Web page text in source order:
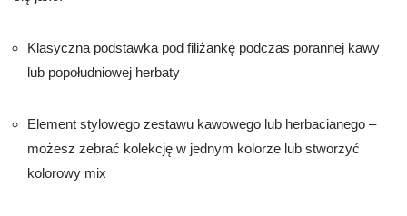
Klasyczna podstawka pod filiżankę podczas porannej kawy
lub popołudniowej herbaty
Element stylowego zestawu kawowego lub herbacianego –
możesz zebrać kolekcję w jednym kolorze lub stworzyć
kolorowy mix